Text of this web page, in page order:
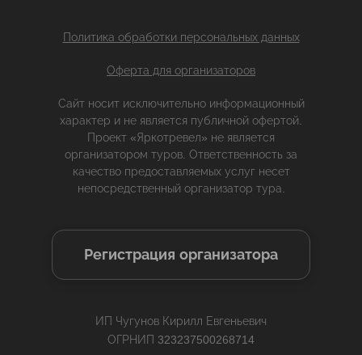
Политика обработки персональных данных
Оферта для организаторов
Сайт носит исключительно информационный
характер и не является публичной офертой.
Проект «Яркотревел» не является
организатором туров. Ответственность за
качество предоставляемых услуг несет
непосредственный организатор тура.
Регистрация организатора
ИП Чугунов Кирилл Евгеньевич
ОГРНИП 323237500268714